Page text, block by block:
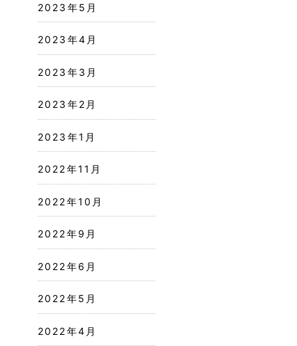
2023年5月
2023年4月
2023年3月
2023年2月
2023年1月
2022年11月
2022年10月
2022年9月
2022年6月
2022年5月
2022年4月